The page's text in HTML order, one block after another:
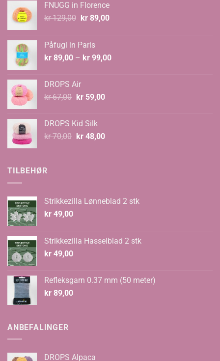
FNUGG in Florence
kr129,00 Opprinnelig
kr 129,00.
kr89,00Nåværende
Påfugl in Paris
kr 89,00 – kr 99,00Prisområde:
DROPS Air
kr67,00 Opprinnelig
kr 67,00.
kr59,00Nåværende
DROPS Kid Silk
kr70,00 Opprinnelig
kr48,00Nåværende
TILBEHØR
Strikkezilla Lønneblad 2 stk
kr 49,00
Strikkezilla Hasselblad 2 stk
kr 49,00
Refleksgarn 0.37 mm (50 meter)
kr 89,00
ANBEFALINGER
DROPS Alpaca